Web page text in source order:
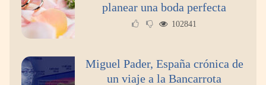
Toro Tapas inaugura su Raw Bar: una
planear una boda perfecta
102841
Miguel Pader, España crónica de
un viaje a la Bancarrota